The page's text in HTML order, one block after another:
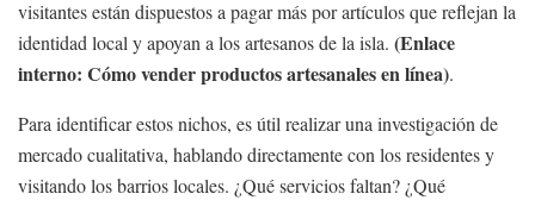
visitantes están dispuestos a pagar más por artículos que reflejan la
identidad local y apoyan a los artesanos de la isla. (Enlace
interno: Cómo vender productos artesanales en línea).
Para identificar estos nichos, es útil realizar una investigación de
mercado cualitativa, hablando directamente con los residentes y
visitando los barrios locales. ¿Qué servicios faltan? ¿Qué